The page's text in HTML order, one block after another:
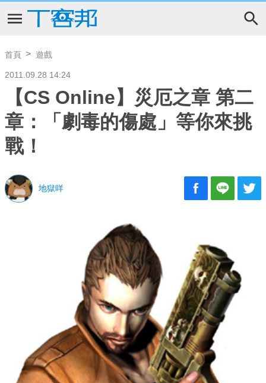
首頁 遊戲
2011.09.28 14:24
【CS Online】災厄之章 第二
章：「劇毒的傷處」等你來挑
戰！
地獄咩